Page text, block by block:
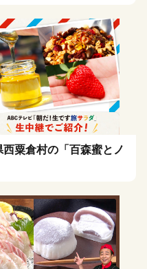
西粟倉村の「百森蜜とノ